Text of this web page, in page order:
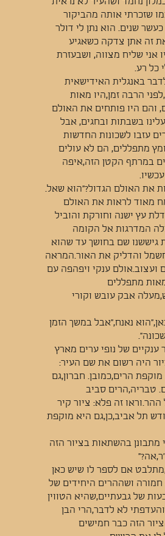
שזכרתי אותה מהביקור
שנים. הוא נתן לי דולר
זה אתן צדקה כשאגיע
אני שליח מצווה, ושבעזרת
כל רע.
באנגלית האידישאית
הרבה זמן,היו מאות
והם היו פותחים את האולם
בשבתות ובחגים, אבל
עזבו לשכונות החדשות
מתפללים, הם לא עולים
במרתף הקטן הזה,איפה
את האולם הגדול?"הוא שאל.
מאוד לראות את האולם
עץ ישנה וחורקת והוביל
המדרגות אל הקומה
גיששנו שם בחושך עד שהוא
והדליק את האור.המראה
ועצוב.אולם ענקי ויפהפה עם
מתפללים
אבק עובש וקורי
נאנח,"אבל במשך הזמן
ענקיים של נופי ערים מארץ
היה רשום את שם העיר:
מוקפת הרים,כמובן. חברון,גם
טבריה,הרים סביב
זה פלא: ציור קיר
תל אביב,כן,גם היא מוקפת
מתבונן בהשתאות בציור הזה
אם לספר לו שיש כאן
חמורה ושההרים היחידים של
של גבעתיים,שהיא הטווין
לא לדבר,הרי הבן
הזה כבר חמישים